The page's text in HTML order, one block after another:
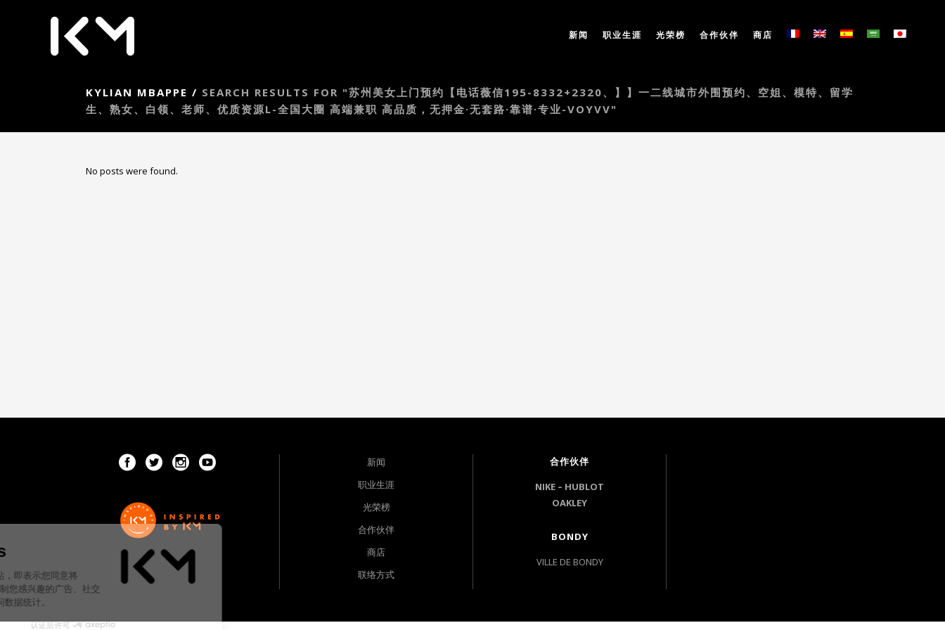
新闻 职业生涯 光荣榜 合作伙伴 商店
KYLIAN MBAPPE / SEARCH RESULTS FOR "苏州美女上门预约【电话薇信195-8332+2320、】】一二线城市外围预约、空姐、模特、留学
生、熟女、白领、老师、优质资源L-全国大圈 高端兼职 高品质，无押金·无套路·靠谱·专业-VOYVV"
No posts were found.
新闻
职业生涯
光荣榜
合作伙伴
商店
联络方式
合作伙伴
NIKE – HUBLOT
OAKLEY
BONDY
VILLE DE BONDY
继续浏览本网站，即表示您同意将
cookies用于订制您感兴趣的广告、社交
网络分享及访问数据统计。
认证后许可